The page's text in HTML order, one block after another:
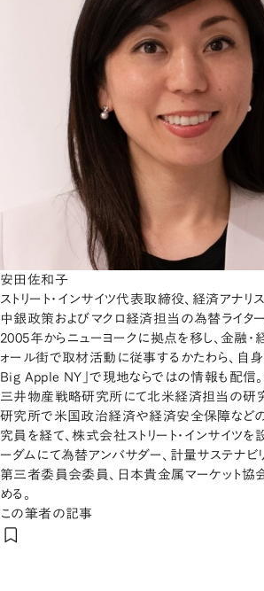
安田佐和子
ストリート・インサイツ代表取締役、経済アナリ
中銀政策およびマクロ経済担当の為替ライタ
2005年からニューヨークに拠点を移し、金融・
ォール街で取材活動に従事するかたわら、自
Big Apple NY」で現地ならではの情報も配信
三井物産戦略研究所にて北米経済担当の研
研究所で米国政治経済や経済安全保障など
究員を経て、株式会社ストリート・インサイツを
ーダムにて為替アンバサダー、計量サステナビ
第三者委員会委員、日本貴金属マーケット協
める。
この筆者の記事